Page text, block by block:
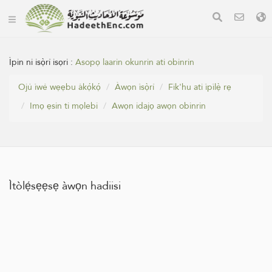
Ìpin ni isọ̀rí isọri :‏Asopọ laarin okunrin ati obinrin
Ojú ìwé wẹẹbu àkọ́kọ́
Àwọn ìsọ̀rí
Fik'hu ati ìpìlẹ̀ rẹ
Imọ ẹsin ti mọlebi
Awọn idajọ awọn obinrin
Ìtòlẹ́sẹẹsẹ àwọn hadiisi